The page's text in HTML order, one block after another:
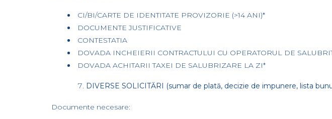
CI/BI/CARTE DE IDENTITATE PROVIZORIE (>14 ANI)*
DOCUMENTE JUSTIFICATIVE
CONTESTATIA
DOVADA INCHEIERII CONTRACTULUI CU OPERATORUL DE
DOVADA ACHITARII TAXEI DE SALUBRIZARE LA ZI*
DIVERSE SOLICITĂRI (sumar de plată, decizie de impunere, lista
Documente necesare: